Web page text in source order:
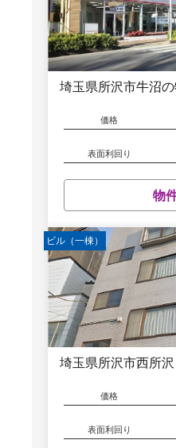
埼玉県所沢市牛沼
価格
表面利回り
物
ビル（一棟）
埼玉県所沢市西所
価格
表面利回り